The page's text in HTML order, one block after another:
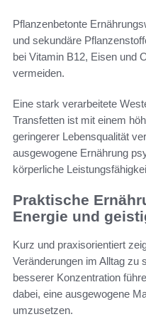
Pflanzenbetonte
und sekundäre
bei Vitamin B12, Eisen und
vermeiden.
Eine stark verarbeitete
Transfetten ist mit einem
geringerer Lebensqualität
ausgewogene Ernährung
körperliche
Praktische
Energie und
Kurz und praxisorientiert
Veränderungen im Alltag zu
besserer Konzentration
dabei, eine ausgewogene
umzusetzen.